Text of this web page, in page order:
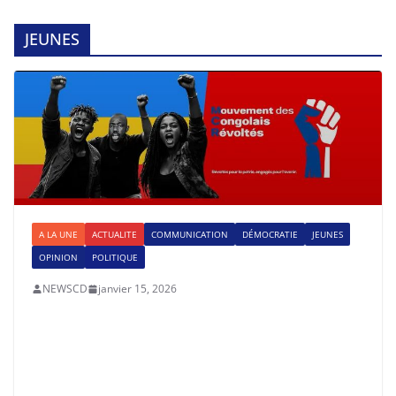
JEUNES
A LA UNE ACTUALITE COMMUNICATION DÉMOCRATIE
JEUNES
OPINION
POLITIQUE
NEWSCD janvier 15, 2026